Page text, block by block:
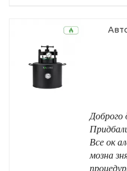
Доброго
Все ок
мозна